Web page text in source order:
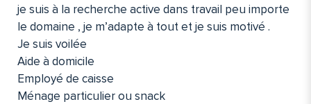
je suis à la recherche active dans travail peu importe
le domaine , je m’adapte à tout et je suis motivé .
Je suis voilée
Aide à domicile
Employé de caisse
Ménage particulier ou snack